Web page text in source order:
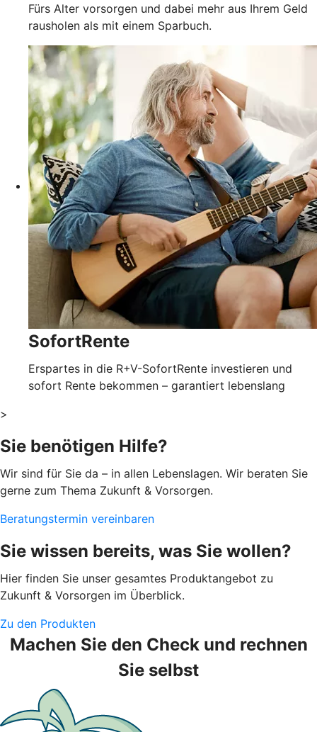
Fürs Alter vorsorgen und dabei mehr aus Ihrem Geld
rausholen als mit einem Sparbuch.
SofortRente
Erspartes in die R+V-SofortRente investieren und
sofort Rente bekommen – garantiert lebenslang
>
Sie benötigen Hilfe?
Wir sind für Sie da – in allen Lebenslagen. Wir beraten Sie
gerne zum Thema Zukunft & Vorsorgen.
Beratungstermin vereinbaren
Sie wissen bereits, was Sie wollen?
Hier finden Sie unser gesamtes Produktangebot zu
Zukunft & Vorsorgen im Überblick.
Zu den Produkten
Machen Sie den Check und rechnen
Sie selbst